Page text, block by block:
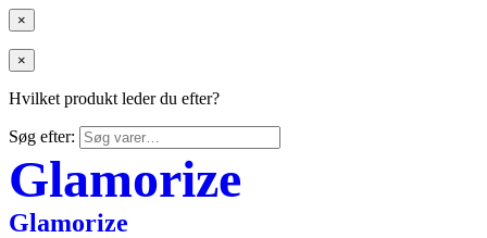
×
×
Hvilket produkt leder du efter?
Søg efter:
Glamorize
Glamorize